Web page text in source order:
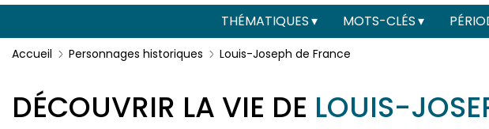
Main
navigation
THÉMATIQUES MOTS-CLÉS
Accueil Personnages historiques Louis-Joseph de France
DÉCOUVRIR LA VIE DE LOUIS-